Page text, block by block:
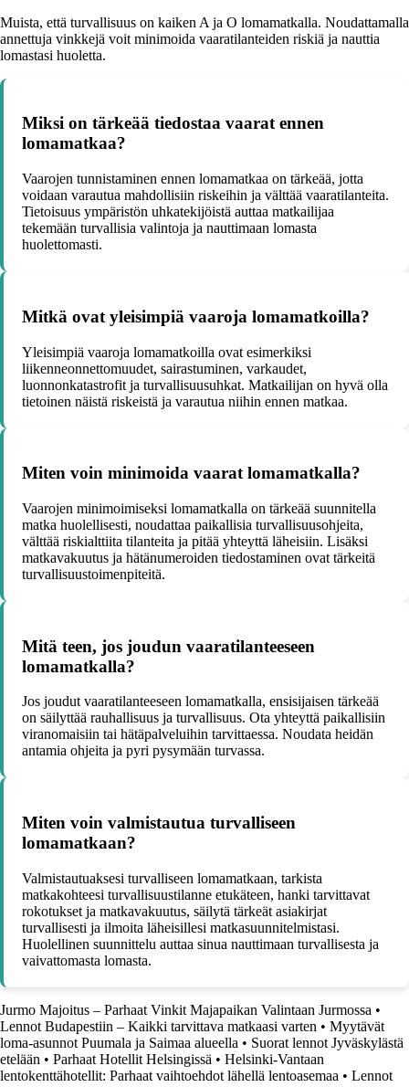
Muista, että turvallisuus on kaiken A ja O lomamatkalla. Noudattamalla
annettuja vinkkejä voit minimoida vaaratilanteiden riskiä ja nauttia
lomastasi huoletta.
Miksi on tärkeää tiedostaa vaarat ennen
lomamatkaa?
Vaarojen tunnistaminen ennen lomamatkaa on tärkeää, jotta
voidaan varautua mahdollisiin riskeihin ja välttää vaaratilanteita.
Tietoisuus ympäristön uhkatekijöistä auttaa matkailijaa
tekemään turvallisia valintoja ja nauttimaan lomasta
huolettomasti.
Mitkä ovat yleisimpiä vaaroja lomamatkoilla?
Yleisimpiä vaaroja lomamatkoilla ovat esimerkiksi
liikenneonnettomuudet, sairastuminen, varkaudet,
luonnonkatastrofit ja turvallisuusuhkat. Matkailijan on hyvä olla
tietoinen näistä riskeistä ja varautua niihin ennen matkaa.
Miten voin minimoida vaarat lomamatkalla?
Vaarojen minimoimiseksi lomamatkalla on tärkeää suunnitella
matka huolellisesti, noudattaa paikallisia turvallisuusohjeita,
välttää riskialttiita tilanteita ja pitää yhteyttä läheisiin. Lisäksi
matkavakuutus ja hätänumeroiden tiedostaminen ovat tärkeitä
turvallisuustoimenpiteitä.
Mitä teen, jos joudun vaaratilanteeseen
lomamatkalla?
Jos joudut vaaratilanteeseen lomamatkalla, ensisijaisen tärkeää
on säilyttää rauhallisuus ja turvallisuus. Ota yhteyttä paikallisiin
viranomaisiin tai hätäpalveluihin tarvittaessa. Noudata heidän
antamia ohjeita ja pyri pysymään turvassa.
Miten voin valmistautua turvalliseen
lomamatkaan?
Valmistautuaksesi turvalliseen lomamatkaan, tarkista
matkakohteesi turvallisuustilanne etukäteen, hanki tarvittavat
rokotukset ja matkavakuutus, säilytä tärkeät asiakirjat
turvallisesti ja ilmoita läheisillesi matkasuunnitelmistasi.
Huolellinen suunnittelu auttaa sinua nauttimaan turvallisesta ja
vaivattomasta lomasta.
Jurmo Majoitus – Parhaat Vinkit Majapaikan Valintaan Jurmossa •
Lennot Budapestiin – Kaikki tarvittava matkaasi varten • Myytävät
loma-asunnot Puumala ja Saimaa alueella • Suorat lennot Jyväskylästä
etelään • Parhaat Hotellit Helsingissä • Helsinki-Vantaan
lentokenttähotellit: Parhaat vaihtoehdot lähellä lentoasemaa • Lennot